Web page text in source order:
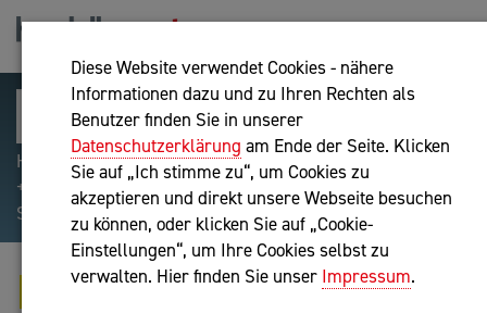
Diese Website verwendet Cookies - nähere
Informationen dazu und zu Ihren Rechten als
Benutzer finden Sie in unserer
Datenschutzerklärung am Ende der Seite. Klicken
Sie auf „Ich stimme zu“, um Cookies zu
akzeptieren und direkt unsere Webseite besuchen
zu können, oder klicken Sie auf „Cookie-
Einstellungen“, um Ihre Cookies selbst zu
verwalten. Hier finden Sie unser Impressum.
Hilfreiche Suchparameter: Begriff einschließen:
+webshop, Begriff ausschließen: -webshop, Exakter
Suchbegriff: "internet of things"
ING. MAXIMILIAN WALCHETSEDER